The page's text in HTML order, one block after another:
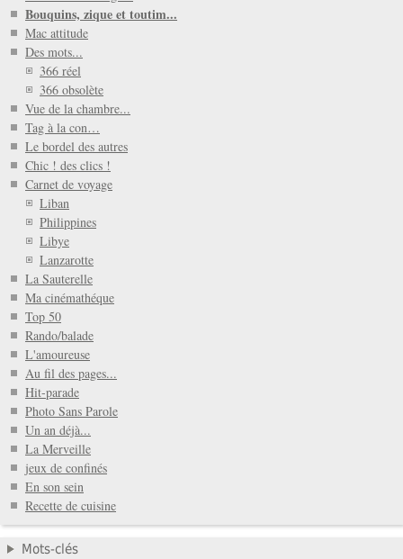
Bouquins, zique et toutim...
Mac attitude
Des mots...
366 réel
366 obsolète
Vue de la chambre...
Tag à la con…
Le bordel des autres
Chic ! des clics !
Carnet de voyage
Liban
Philippines
Libye
Lanzarotte
La Sauterelle
Ma cinémathéque
Top 50
Rando/balade
L'amoureuse
Au fil des pages...
Hit-parade
Photo Sans Parole
Un an déjà...
La Merveille
jeux de confinés
En son sein
Recette de cuisine
Mots-clés